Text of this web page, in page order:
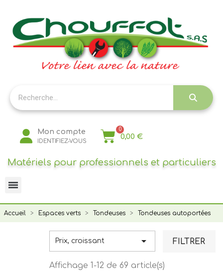
Mon compte
IDENTIFIEZ-VOUS
0,00 €
Matériels pour professionnels et particuliers
Accueil Espaces verts Tondeuses Tondeuses autoportées
Prix, croissant  FILTRER
Affichage 1-12 de 69 article(s)